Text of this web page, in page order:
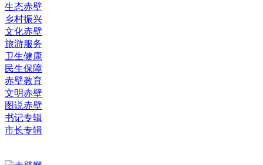
生态赤壁
乡村振兴
文化赤壁
旅游服务
卫生健康
民生保障
赤壁教育
文明赤壁
图说赤壁
书记专辑
市长专辑